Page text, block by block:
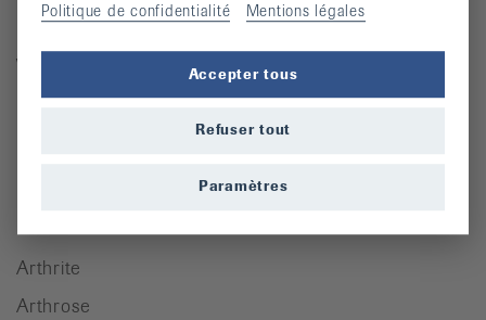
Publications
Vidéos
Lettre d’information
Arthrite
Arthrose
Politique de confidentialité Mentions légales
Accepter tous
Refuser tout
Paramètres